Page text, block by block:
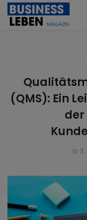
(QMS): Ein
der
3.